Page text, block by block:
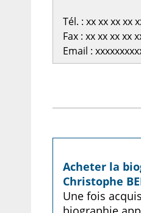
Tél. : xx xx xx xx
Fax : xx xx xx xx
Email :
Acheter la
Christophe
Une fois